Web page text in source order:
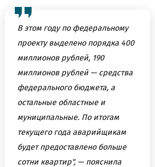
В этом году по федеральному
проекту выделено порядка 400
миллионов рублей, 190
миллионов рублей — средства
федерального бюджета, а
остальные областные и
муниципальные. По итогам
текущего года аварийщикам
будет предоставлено больше
сотни квартир", — пояснила